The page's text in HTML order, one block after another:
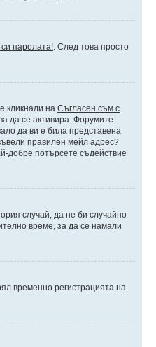
паролата!. След това просто
кликнали на Съгласен съм с
да се активира. Форумите
да ви е била представена
правилен мейл адрес?
добре потърсете съдействие
случай, да не би случайно
време, за да се намали
временно регистрацията на